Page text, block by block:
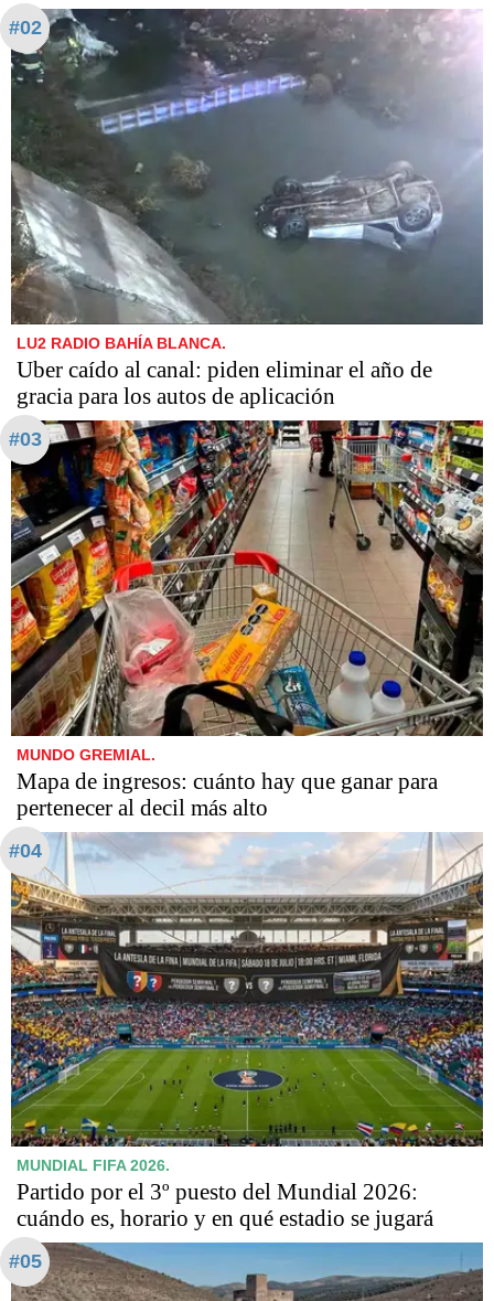
#02
LU2 RADIO BAHÍA BLANCA.
Uber caído al canal: piden eliminar el año de
gracia para los autos de aplicación
#03
MUNDO GREMIAL.
Mapa de ingresos: cuánto hay que ganar para
pertenecer al decil más alto
#04
MUNDIAL FIFA 2026.
Partido por el 3º puesto del Mundial 2026:
cuándo es, horario y en qué estadio se jugará
#05